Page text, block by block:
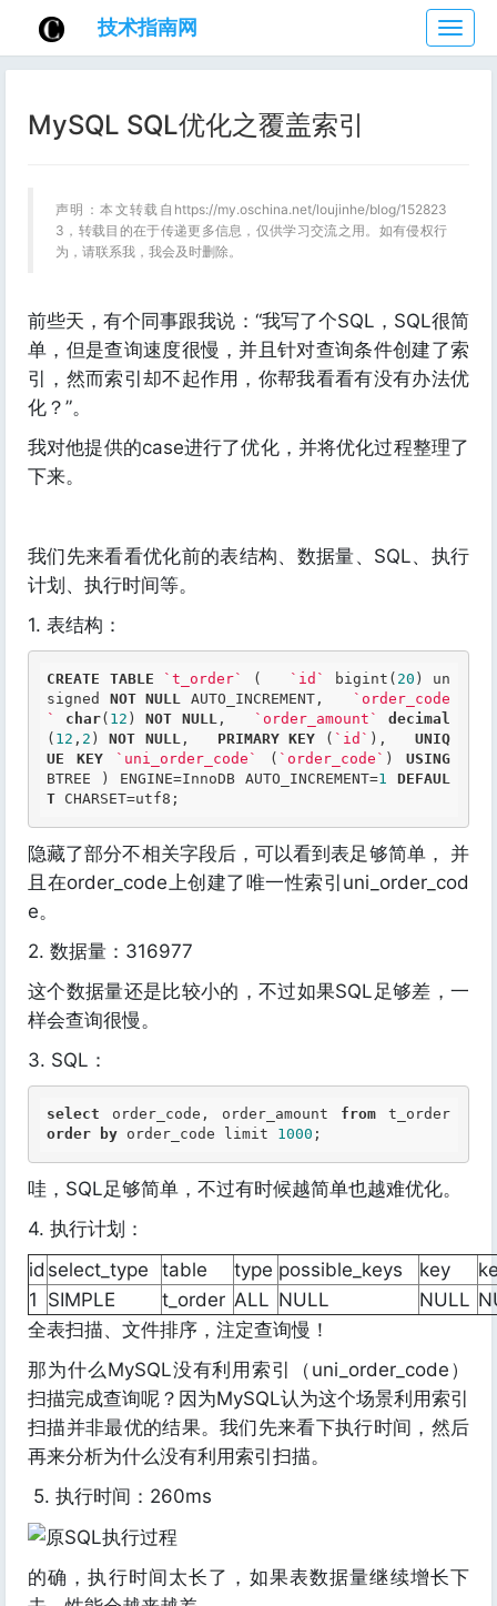
技
术
指
技术指南网
MySQL SQL优化之覆盖索引
声明：本文转载自https://my.oschina.net/loujinhe/blog/152823
3，转载目的在于传递更多信息，仅供学习交流之用。如有侵权行
为，请联系我，我会及时删除。
前些天，有个同事跟我说：“我写了个SQL，SQL很简
单，但是查询速度很慢，并且针对查询条件创建了索
引，然而索引却不起作用，你帮我看看有没有办法优
化？”。
我对他提供的case进行了优化，并将优化过程整理了
下来。
我们先来看看优化前的表结构、数据量、SQL、执行
计划、执行时间等。
1. 表结构：
CREATE TABLE `t_order` ( `id` bigint( 20 ) un
signed NOT NULL AUTO_INCREMENT,
`order_code
`
char( 12 ) NOT NULL, `order_amount`
decimal
( 12 , 2 ) NOT NULL, PRIMARY KEY ( `id` ), UNIQ
UE
KEY `uni_order_code` ( `order_code` ) USING
BTREE ) ENGINE=InnoDB AUTO_INCREMENT=1
DEFAUL
T CHARSET=utf8;
隐藏了部分不相关字段后，可以看到表足够简单， 并
且在order_code上创建了唯一性索引uni_order_cod
e。
2. 数据量：316977
这个数据量还是比较小的，不过如果SQL足够差，一
样会查询很慢。
3. SQL：
select order_code, order_amount from
order
by order_code limit 1000 ;
哇，SQL足够简单，不过有时候越简单也越难优化。
4. 执行计划：
id select_type table type possible_keys key
1 SIMPLE t_order ALL NULL NULL
全表扫描、文件排序，注定查询慢！
那为什么MySQL没有利用索引（uni_order_code）
扫描完成查询呢？因为MySQL认为这个场景利用索引
扫描并非最优的结果。我们先来看下执行时间，然后
再来分析为什么没有利用索引扫描。
5. 执行时间：260ms
的确，执行时间太长了，如果表数据量继续增长下